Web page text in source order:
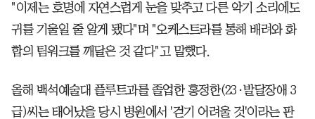
"이제는 호명에 자연스럽게 눈을 맞추고 다른 악기 소리에도
귀를 기울일 줄 알게 됐다"며 "오케스트라를 통해 배려와 화
합의 팀워크를 깨달은 것 같다"고 말했다.
올해 백석예술대 플루트과를 졸업한 홍정한(23·발달장애 3
급)씨는 태어났을 당시 병원에서 '걷기 어려울 것'이라는 판